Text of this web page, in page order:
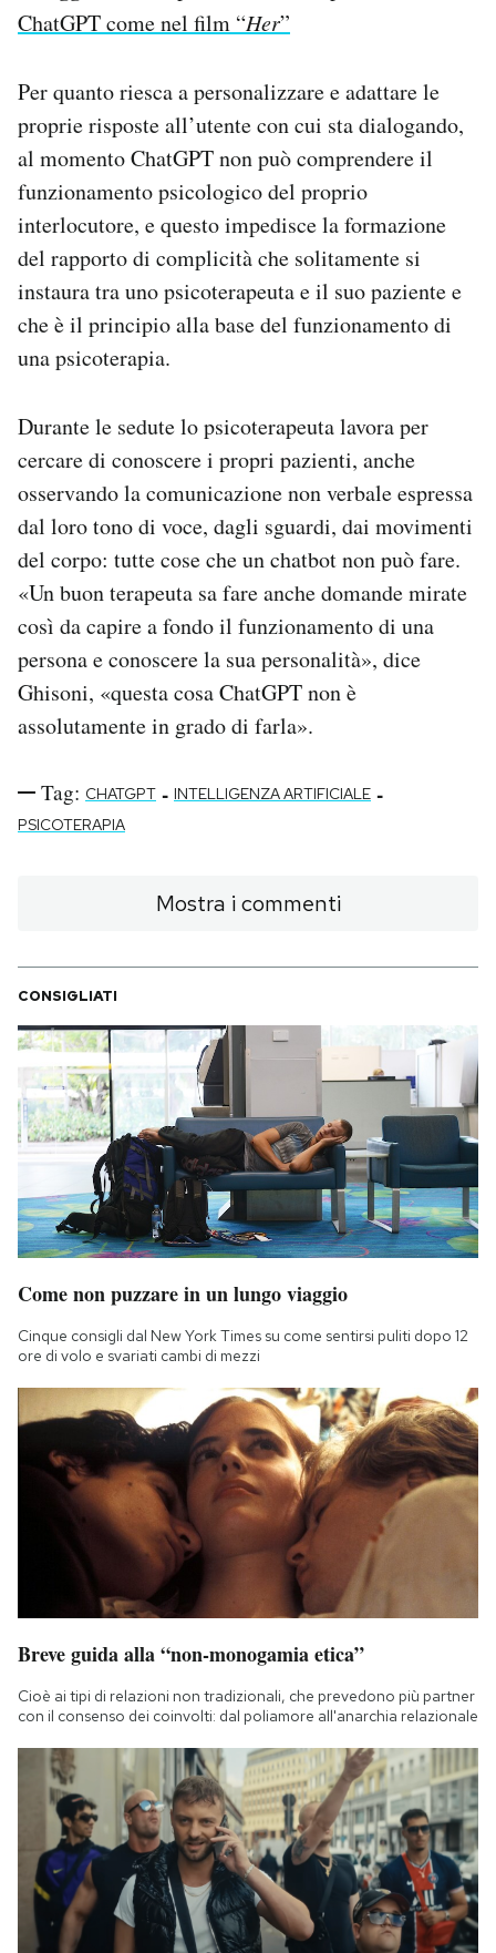
ChatGPT come nel film “Her”
Per quanto riesca a personalizzare e adattare le
proprie risposte all’utente con cui sta dialogando,
al momento ChatGPT non può comprendere il
funzionamento psicologico del proprio
interlocutore, e questo impedisce la formazione
del rapporto di complicità che solitamente si
instaura tra uno psicoterapeuta e il suo paziente e
che è il principio alla base del funzionamento di
una psicoterapia.
Durante le sedute lo psicoterapeuta lavora per
cercare di conoscere i propri pazienti, anche
osservando la comunicazione non verbale espressa
dal loro tono di voce, dagli sguardi, dai movimenti
del corpo: tutte cose che un chatbot non può fare.
«Un buon terapeuta sa fare anche domande mirate
così da capire a fondo il funzionamento di una
persona e conoscere la sua personalità», dice
Ghisoni, «questa cosa ChatGPT non è
assolutamente in grado di farla».
Tag: CHATGPT - INTELLIGENZA ARTIFICIALE -
PSICOTERAPIA
Mostra i commenti
CONSIGLIATI
Come non puzzare in un lungo viaggio
Cinque consigli dal New York Times su come sentirsi puliti dopo 12
ore di volo e svariati cambi di mezzi
Breve guida alla “non-monogamia etica”
Cioè ai tipi di relazioni non tradizionali, che prevedono più partner
con il consenso dei coinvolti: dal poliamore all'anarchia relazionale